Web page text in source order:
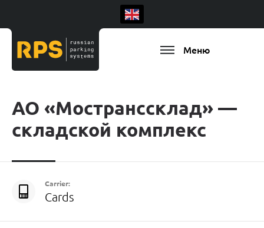
Меню
АО «Мостранссклад» —
складской комплекс
Carrier:
Cards